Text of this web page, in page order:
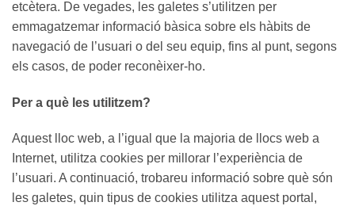
etcètera. De vegades, les galetes s’utilitzen per
emmagatzemar informació bàsica sobre els hàbits de
navegació de l’usuari o del seu equip, fins al punt, segons
els casos, de poder reconèixer-ho.
Per a què les utilitzem?
Aquest lloc web, a l’igual que la majoria de llocs web a
Internet, utilitza cookies per millorar l’experiència de
l’usuari. A continuació, trobareu informació sobre què són
les galetes, quin tipus de cookies utilitza aquest portal,